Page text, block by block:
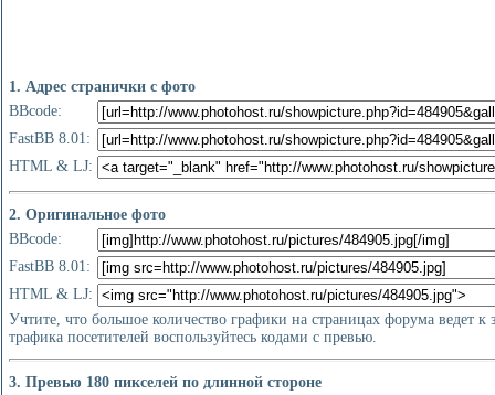
1. Адрес странички с фото
BBcode:
FastBB 8.01:
HTML & LJ:
2. Оригинальное фото
BBcode:
FastBB 8.01:
HTML & LJ:
Учтите, что большое количество графики на страницах форума ведет
трафика посетителей воспользуйтесь кодами с превью.
3. Превью 180 пикселей по длинной стороне